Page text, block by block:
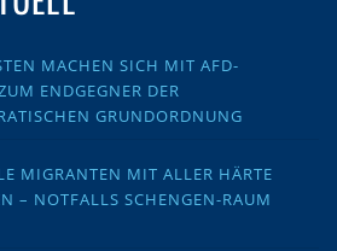
MACHEN SICH MIT AFD-
ENDGEGNER DER
GRUNDORDNUNG
MIGRANTEN MIT ALLER HÄRTE
– NOTFALLS SCHENGEN-RAUM